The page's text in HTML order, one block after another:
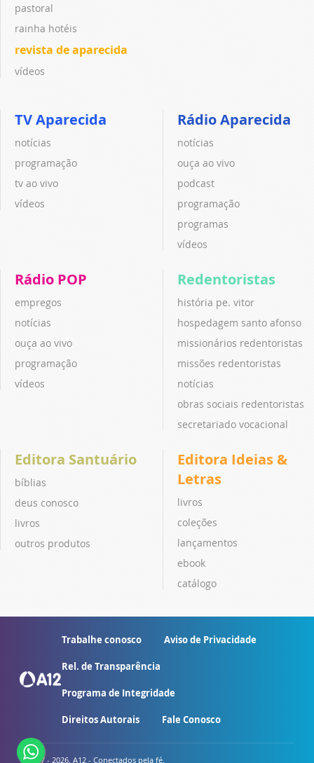
pastoral
rainha hotéis
revista de aparecida
vídeos
TV Aparecida
notícias
programação
tv ao vivo
vídeos
Rádio Aparecida
notícias
ouça ao vivo
podcast
programação
programas
vídeos
Rádio POP
empregos
notícias
ouça ao vivo
programação
vídeos
Redentoristas
história pe. vitor
hospedagem santo afonso
missionários redentoristas
missões redentoristas
notícias
obras sociais redentoristas
secretariado vocacional
Editora Santuário
bíblias
deus conosco
livros
outros produtos
Editora Ideias &
Letras
livros
coleções
lançamentos
ebook
catálogo
Trabalhe conosco Aviso de Privacidade
Rel. de Transparência
Programa de Integridade
Direitos Autorais Fale Conosco
© 2007 - 2026. A12 - Conectados pela fé.